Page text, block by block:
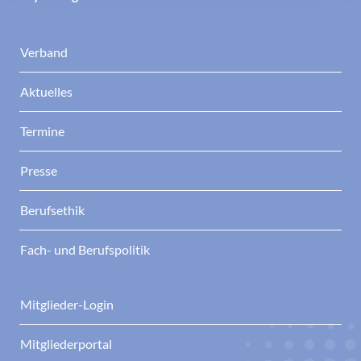
Verband
Aktuelles
Termine
Presse
Berufsethik
Fach- und Berufspolitik
Mitglieder-Login
Mitgliederportal